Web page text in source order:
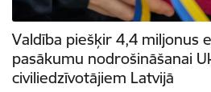
Valdība piešķir 4,4 miljonus
pasākumu nodrošināšanai
civiliedzīvotājiem Latvijā